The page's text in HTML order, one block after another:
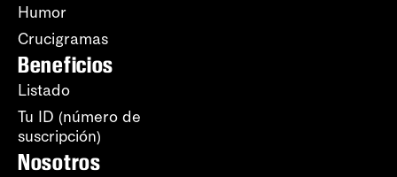
Humor
Crucigramas
Beneficios
Listado
Tu ID (número de
suscripción)
Nosotros